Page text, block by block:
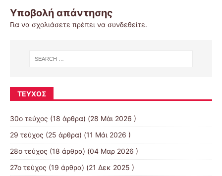
Υποβολή απάντησης
Για να σχολιάσετε πρέπει να συνδεθείτε.
ΤΕΎΧΟΣ
30ο τεύχος (18 άρθρα) (28 Μάι 2026 )
29 τεύχος (25 άρθρα) (11 Μάι 2026 )
28ο τεύχος (18 άρθρα) (04 Μαρ 2026 )
27ο τεύχος (19 άρθρα) (21 Δεκ 2025 )